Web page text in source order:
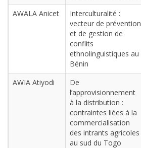
AWALA Anicet
Interculturalité :
vecteur de prévention
et de gestion de
conflits
ethnolinguistiques au
Bénin
AWIA Atiyodi
De
l’approvisionnement
à la distribution :
contraintes liées à la
commercialisation
des intrants agricoles
au sud du Togo